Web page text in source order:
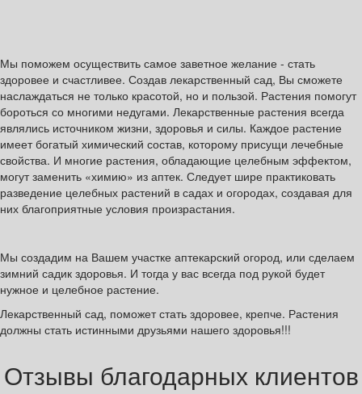
Мы поможем осуществить самое заветное желание - стать
здоровее и счастливее. Создав лекарственный сад, Вы сможете
наслаждаться не только красотой, но и пользой. Растения помогут
бороться со многими недугами. Лекарственные растения всегда
являлись источником жизни, здоровья и силы. Каждое растение
имеет богатый химический состав, которому присущи лечебные
свойства. И многие растения, обладающие целебным эффектом,
могут заменить «химию» из аптек. Следует шире практиковать
разведение целебных растений в садах и огородах, создавая для
них благоприятные условия произрастания.
Мы создадим на Вашем участке аптекарский огород, или сделаем
зимний садик здоровья. И тогда у вас всегда под рукой будет
нужное и целебное растение.
Лекарственный сад, поможет стать здоровее, крепче. Растения
должны стать истинными друзьями нашего здоровья!!!
Отзывы благодарных клиентов